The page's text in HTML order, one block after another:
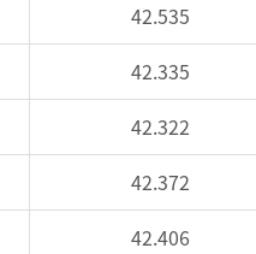
42.535
42.335
42.322
42.372
42.406